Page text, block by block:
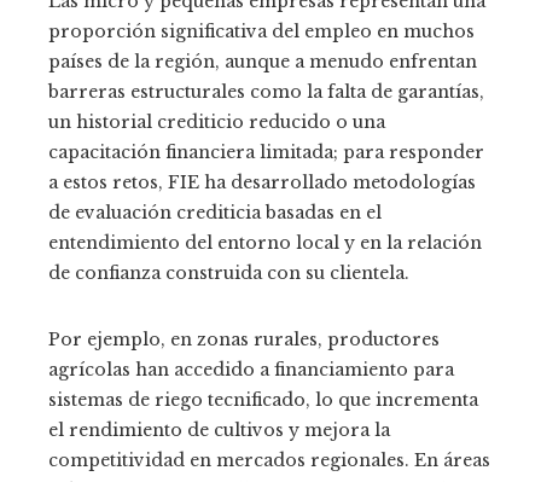
proporción significativa del empleo en muchos
países de la región, aunque a menudo enfrentan
barreras estructurales como la falta de garantías,
un historial crediticio reducido o una
capacitación financiera limitada; para responder
a estos retos, FIE ha desarrollado metodologías
de evaluación crediticia basadas en el
entendimiento del entorno local y en la relación
de confianza construida con su clientela.
Por ejemplo, en zonas rurales, productores
agrícolas han accedido a financiamiento para
sistemas de riego tecnificado, lo que incrementa
el rendimiento de cultivos y mejora la
competitividad en mercados regionales. En áreas